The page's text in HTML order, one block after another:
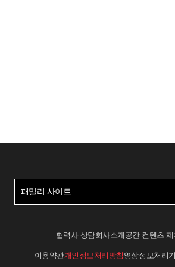
패밀리 사이트
협력사 상담회사소개 공간 컨텐츠 제
이용약관개인정보처리방침 영상정보처리